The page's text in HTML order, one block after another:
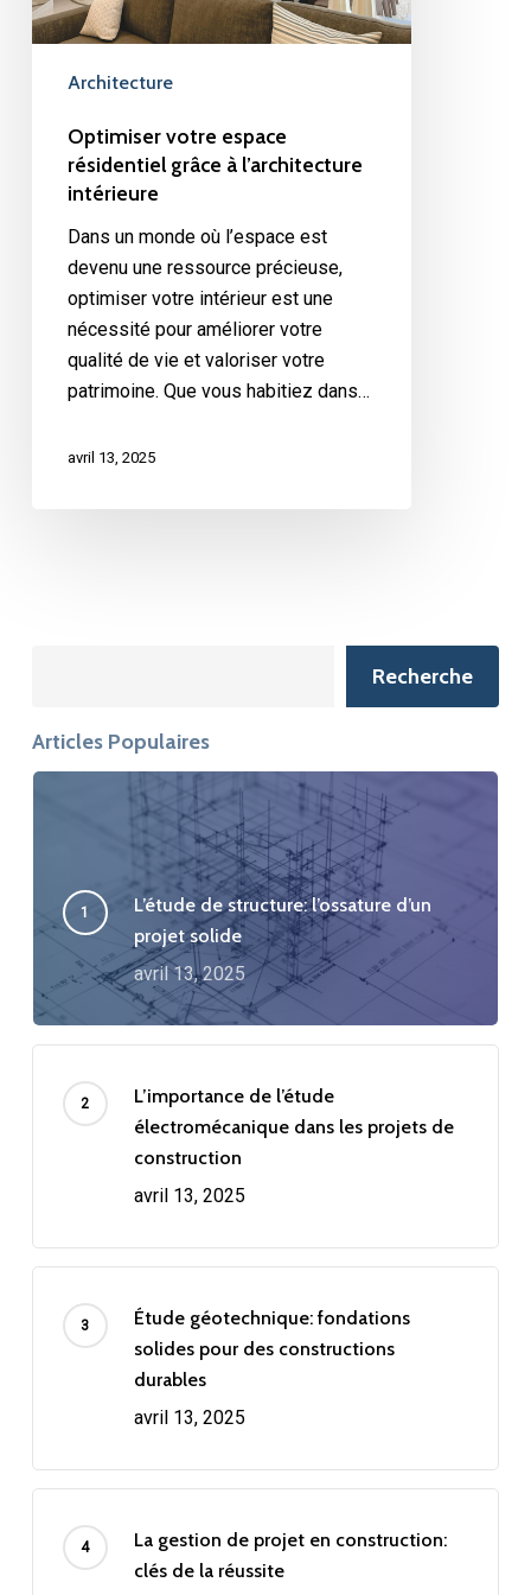
intérieure
Architecture
Optimiser votre espace
résidentiel grâce à l’architecture
intérieure
Dans un monde où l’espace est
devenu une ressource précieuse,
optimiser votre intérieur est une
nécessité pour améliorer votre
qualité de vie et valoriser votre
patrimoine. Que vous habitiez dans…
avril 13, 2025
Recherche
Articles Populaires
L’étude de structure: l’ossature d’un
projet solide
avril 13, 2025
L’importance de l’étude
électromécanique dans les projets de
construction
avril 13, 2025
Étude géotechnique: fondations
solides pour des constructions
durables
avril 13, 2025
La gestion de projet en construction:
clés de la réussite